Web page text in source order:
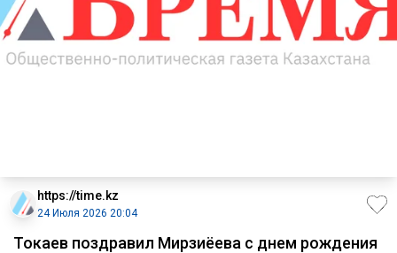
https://time.kz
24 Июля 2026 20:04
Токаев поздравил Мирзиёева с днем рождения